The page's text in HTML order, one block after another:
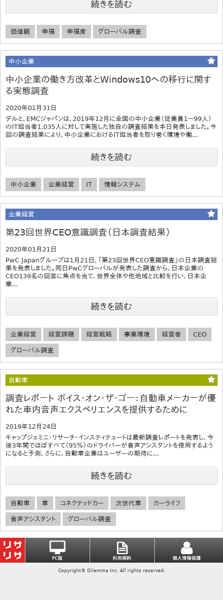
続きを読む
価値観 幸福 幸福度 グローバル調査
中小企業
中小企業の働き方改革とWindows10への移行に関す
る実態調査
2020年01月31日
デルと、EMCジャパンは、2019年12月に全国の中小企業（従業員1～99人）
のIT担当者1,035人に対して実施した独自の調査結果を本日発表しました。今
回の調査結果により、中小企業におけるIT担当者を取り巻く環境や働...
続きを読む
中小企業 企業経営 IT 情報システム
企業経営
第23回世界CEO意識調査（日本調査結果）
2020年01月21日
PwC Japanグループは1月21日、「第23回世界CEO意識調査」の日本調査結
果を発表しました。同日PwCグローバルが発表した調査から、日本企業の
CEO139名の回答に焦点を当て、世界全体や他地域と比較を行い、日本企
業...
続きを読む
企業経営 経営課題 経営戦略 事業環境 経営者 CEO
グローバル調査
自動車
調査レポート ボイス・オン・ザ・ゴー：自動車メーカーが優
れた車内音声エクスペリエンスを提供するために
2019年12月24日
キャップジェミニ・リサーチ・インスティテュートは最新調査レポートを発表し、今
後3年間でほぼすべて（95％）のドライバーが音声アシスタントを使用するよう
になると予測、さらに、自動車企業はユーザーの期待に...
続きを読む
自動車 車 コネクテッドカー 次世代車 カーライフ
音声アシスタント グローバル調査
Copyright© Dilemma Inc. All rights reserved.